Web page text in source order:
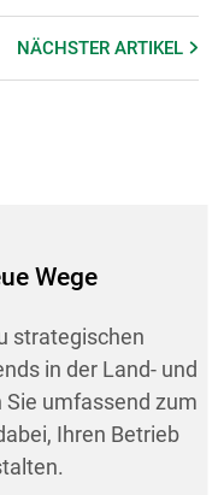
NÄCHSTERARTIKEL
Wege
strategischen
in der Land- und
umfassend zum
Ihren Betrieb